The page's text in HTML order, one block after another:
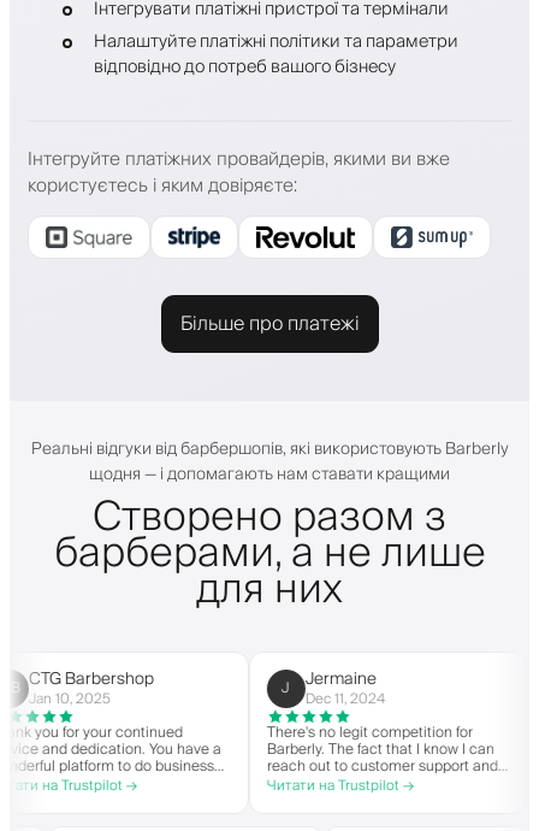
Інтегрувати платіжні пристрої та термінали
Налаштуйте платіжні політики та параметри
відповідно до потреб вашого бізнесу
Інтегруйте платіжних провайдерів, якими ви вже
користуєтесь і яким довіряєте:
Більше про платежі
Реальні відгуки від барбершопів, які використовують Barberly
щодня — і допомагають нам ставати кращими
Створено разом з
барберами, а не лише
для них
CTG Barbershop
Jan 10, 2025
you for your continued
and dedication. You have a
platform to do business
spirit. Thank you from
на Trustpilot →
J Jermaine
Dec 11, 2024
There's no legit competition for
Barberly. The fact that I know I can
reach out to customer support and
actually get help is a major reason I
stay. Barberly provides a ton of
Читати на Trustpilot →